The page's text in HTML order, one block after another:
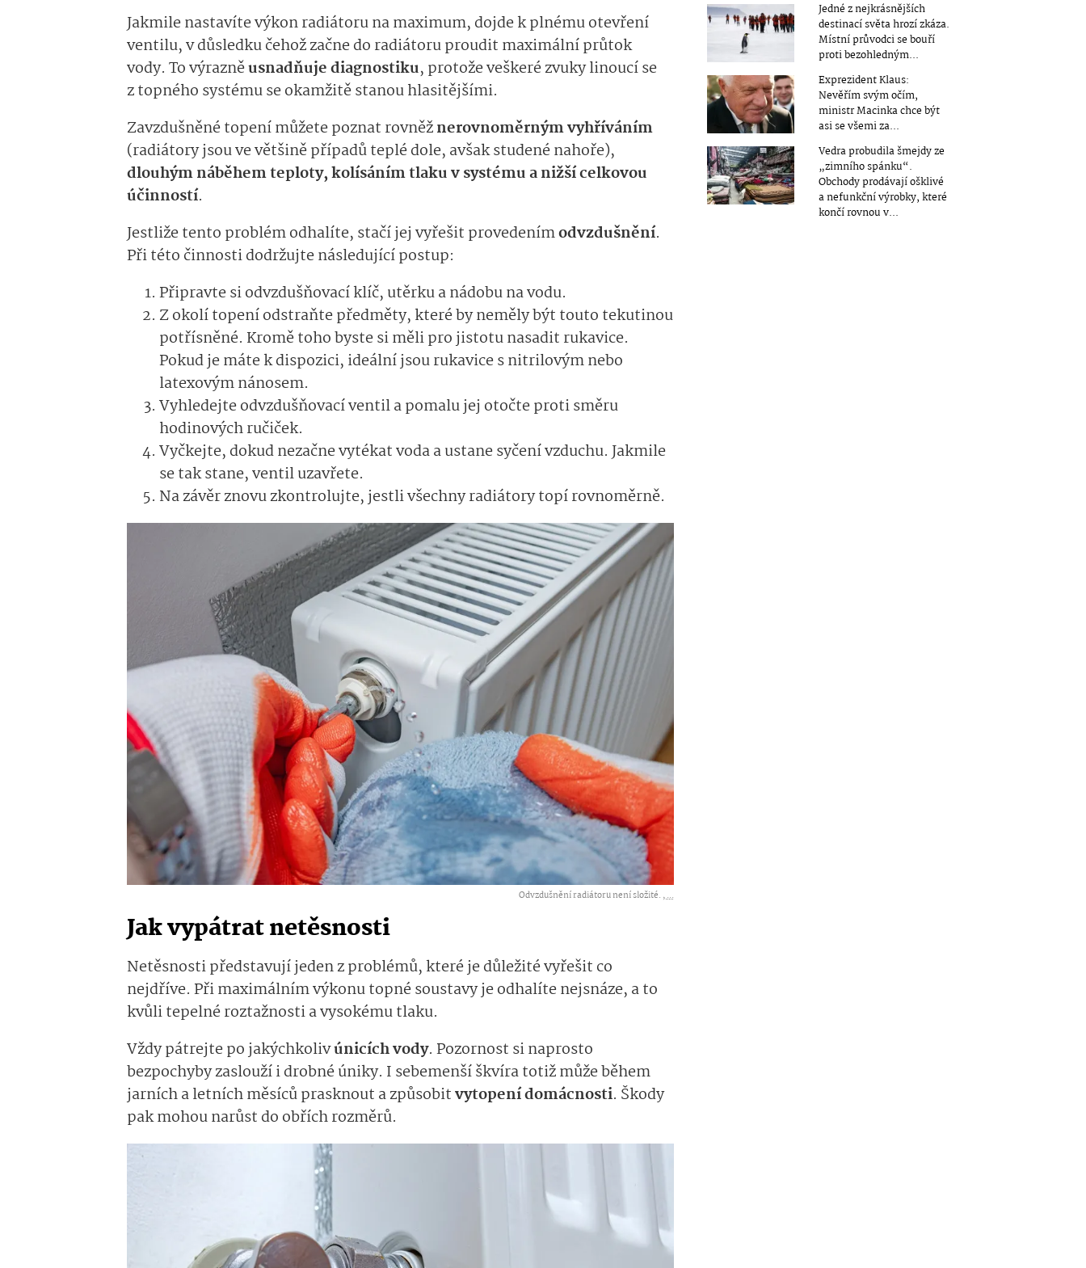
Jakmile nastavíte výkon radiátoru na maximum, dojde k plnému otevření
ventilu, v důsledku čehož začne do radiátoru proudit maximální průtok
vody. To výrazněusnadňuje diagnostiku, protože veškeré zvuky linoucí se
z topného systému se okamžitě stanou hlasitějšími.
Zavzdušněné topení můžete poznat rovněžnerovnoměrným vyhříváním
(radiátory jsou ve většině případů teplé dole, avšak studené nahoře),
dlouhým náběhem teploty, kolísáním tlaku v systému a nižší celkovou
účinností.
Jestliže tento problém odhalíte, stačí jej vyřešit provedenímodvzdušnění.
Při této činnosti dodržujte následující postup:
Připravte si odvzdušňovací klíč, utěrku a nádobu na vodu.
Z okolí topení odstraňte předměty, které by neměly být touto tekutinou
potřísněné. Kromě toho byste si měli pro jistotu nasadit rukavice.
Pokud je máte k dispozici, ideální jsou rukavice s nitrilovým nebo
latexovým nánosem.
Vyhledejte odvzdušňovací ventil a pomalu jej otočte proti směru
hodinových ručiček.
Vyčkejte, dokud nezačne vytékat voda a ustane syčení vzduchu. Jakmile
se tak stane, ventil uzavřete.
Na závěr znovu zkontrolujte, jestli všechny radiátory topí rovnoměrně.
Odvzdušnění radiátoru není složité. ,...
Jak vypátrat netěsnosti
Netěsnosti představují jeden z problémů, které je důležité vyřešit co
nejdříve. Při maximálním výkonu topné soustavy je odhalíte nejsnáze, a to
kvůli tepelné roztažnosti a vysokému tlaku.
Vždy pátrejte po jakýchkolivúnicích vody. Pozornost si naprosto
bezpochyby zaslouží i drobné úniky. I sebemenší škvíra totiž může během
jarních a letních měsíců prasknout a způsobitvytopení domácnosti. Škody
pak mohou narůst do obřích rozměrů.
Jedné z nejkrásnějších
destinací světa hrozí zkáza.
Místní průvodci se bouří
proti bezohledným...
Exprezident Klaus:
Nevěřím svým očím,
ministr Macinka chce být
asi se všemi za...
Vedra probudila šmejdy ze
„zimního spánku“.
Obchody prodávají ošklivé
a nefunkční výrobky, které
končí rovnou v...